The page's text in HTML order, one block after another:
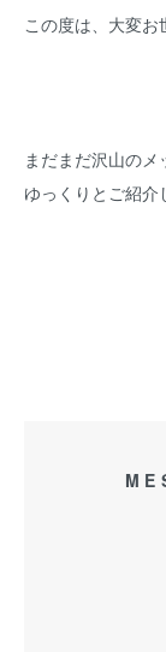
この度は、大変お
まだまだ沢山のメ
ゆっくりとご紹介